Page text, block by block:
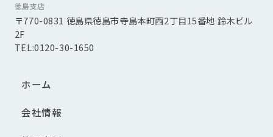
徳島支店
〒770-0831 徳島県徳島市寺島本町西2丁目15番地 鈴木ビル
2F
TEL:0120-30-1650
ホーム
会社情報